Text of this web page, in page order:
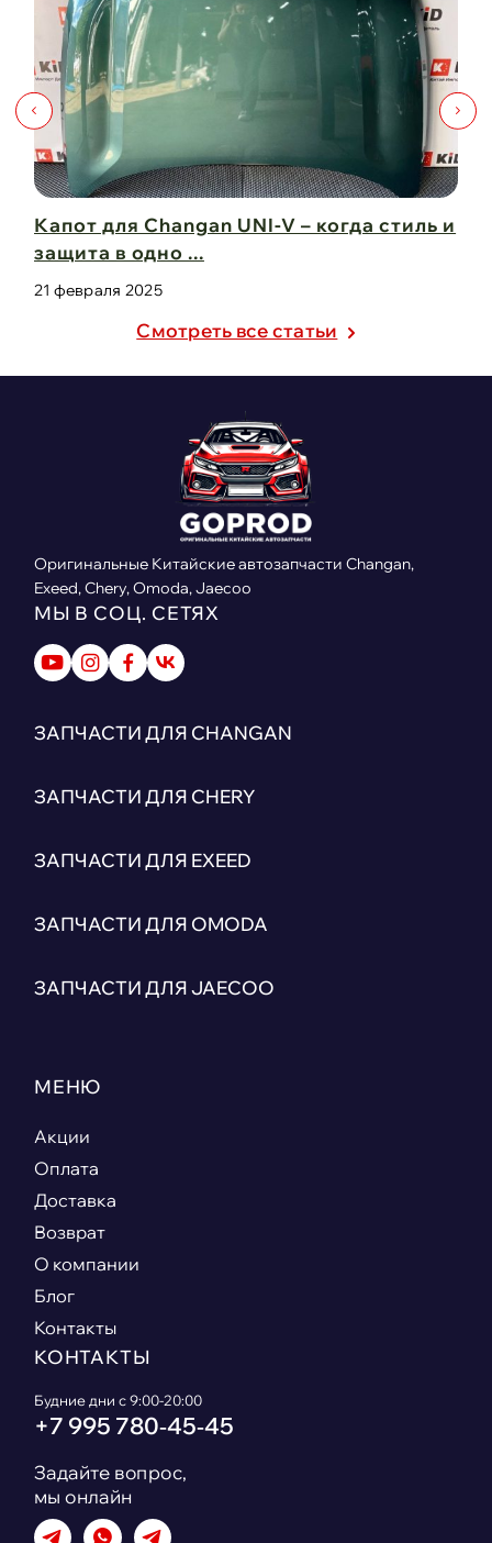
Капот для Changan UNI-V – когда стиль и
защита в одно ...
21 февраля 2025
Cмотреть все статьи
Оригинальные Китайские автозапчасти Changan,
Exeed, Chery, Omoda, Jaecoo
МЫ В СОЦ. СЕТЯХ
ЗАПЧАСТИ ДЛЯ CHANGAN
ЗАПЧАСТИ ДЛЯ CHERY
ЗАПЧАСТИ ДЛЯ EXEED
ЗАПЧАСТИ ДЛЯ OMODA
ЗАПЧАСТИ ДЛЯ JAECOO
МЕНЮ
Акции
Оплата
Доставка
Возврат
О компании
Блог
Контакты
КОНТАКТЫ
Будние дни с 9:00-20:00
+7 995 780‑45‑45
Задайте вопрос,
мы онлайн